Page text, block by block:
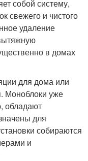
собой систему,
свежего и чистого
удаление
в домах
для дома или
Моноблоки уже
обладают
для
собираются
и